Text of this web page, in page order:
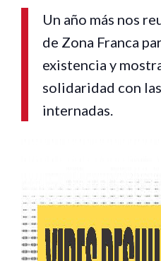
Un año más nos
de Zona Franca
existencia y
solidaridad con
internadas.